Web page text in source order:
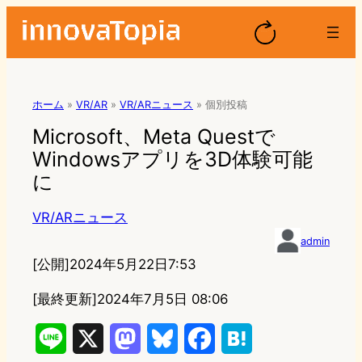
ホーム » VR/AR » VR/ARニュース » 個別投稿
Microsoft、Meta Questで
Windowsアプリを3D体験可能
に
VR/ARニュース
admin
[公開]2024年5月22日7:53
[最終更新]2024年7月5日 08:06